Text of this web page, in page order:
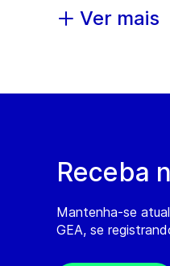
Ver mais
Receba
Mantenha-se
GEA, se